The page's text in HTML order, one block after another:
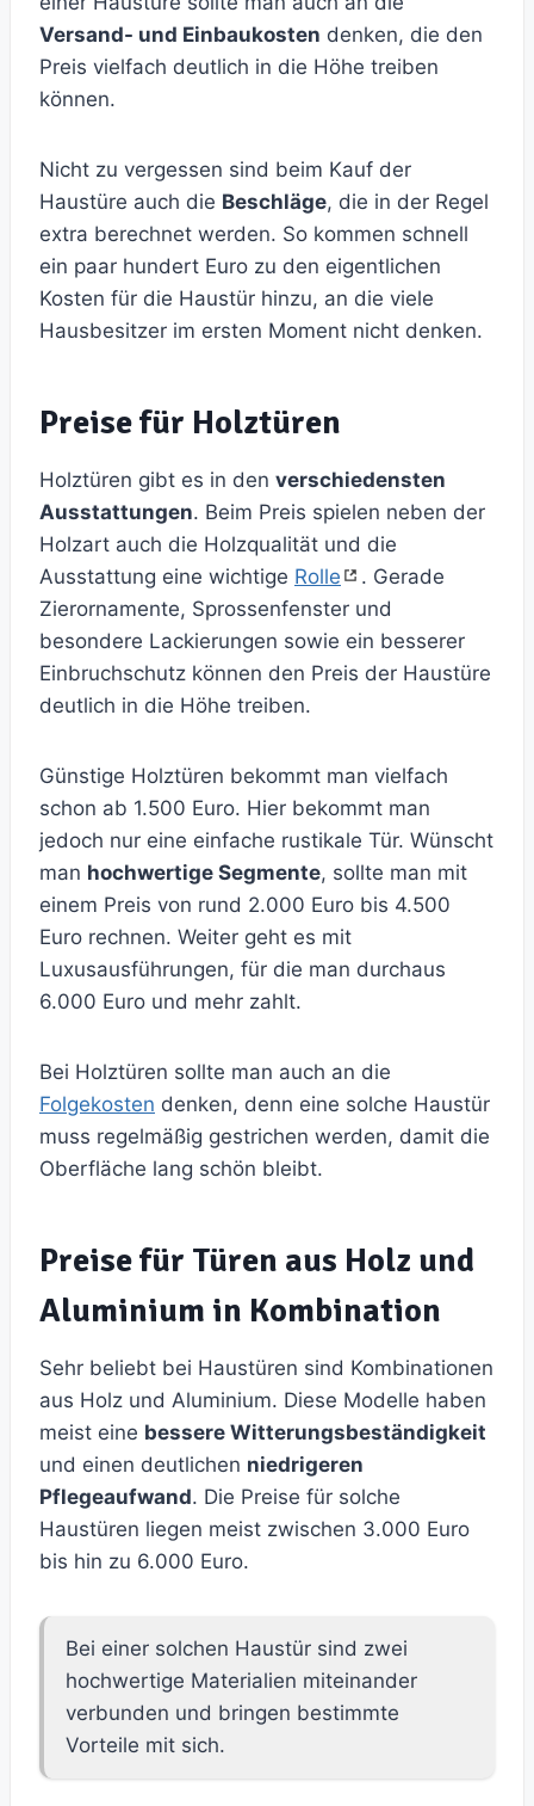
Versand- und Einbaukosten denken, die den
Preis vielfach deutlich in die Höhe treiben
können.
Nicht zu vergessen sind beim Kauf der
Haustüre auch die Beschläge, die in der Regel
extra berechnet werden. So kommen schnell
ein paar hundert Euro zu den eigentlichen
Kosten für die Haustür hinzu, an die viele
Hausbesitzer im ersten Moment nicht denken.
Preise für Holztüren
Holztüren gibt es in den verschiedensten
Ausstattungen. Beim Preis spielen neben der
Holzart auch die Holzqualität und die
Ausstattung eine wichtige Rolle
. Gerade
Zierornamente, Sprossenfenster und
besondere Lackierungen sowie ein besserer
Einbruchschutz können den Preis der Haustüre
deutlich in die Höhe treiben.
Günstige Holztüren bekommt man vielfach
schon ab 1.500 Euro. Hier bekommt man
jedoch nur eine einfache rustikale Tür. Wünscht
man hochwertige Segmente, sollte man mit
einem Preis von rund 2.000 Euro bis 4.500
Euro rechnen. Weiter geht es mit
Luxusausführungen, für die man durchaus
6.000 Euro und mehr zahlt.
Bei Holztüren sollte man auch an die
Folgekosten denken, denn eine solche Haustür
muss regelmäßig gestrichen werden, damit die
Oberfläche lang schön bleibt.
Preise für Türen aus Holz und
Aluminium in Kombination
Sehr beliebt bei Haustüren sind Kombinationen
aus Holz und Aluminium. Diese Modelle haben
meist eine bessere Witterungsbeständigkeit
und einen deutlichen niedrigeren
Pflegeaufwand. Die Preise für solche
Haustüren liegen meist zwischen 3.000 Euro
bis hin zu 6.000 Euro.
Bei einer solchen Haustür sind zwei
hochwertige Materialien miteinander
verbunden und bringen bestimmte
Vorteile mit sich.